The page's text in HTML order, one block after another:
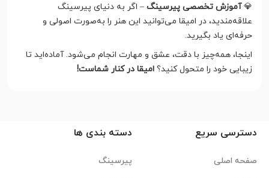
💎آموزش تخصصی پیرسینگ – اگر به دنیای پیرسینگ
علاقه‌مندید، در امیقا می‌توانید این هنر را به‌صورت اصولی و
حرفه‌ای یاد بگیرید.
اینجا، همه‌چیز با دقت، عشق و مهارت انجام می‌شود. آماده‌اید تا
زیبایی خود را متحول کنید؟ امیقا در کنار شماست!
دسترسی سریع
صفحه اصلی
دسته بندی ها
پیرسینگ